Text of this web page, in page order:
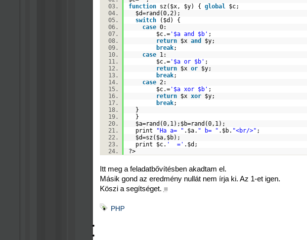
functionsz( $x, $y) { global $c;
$d=rand(0,2);
switch( $d ) {
case0:
$c.='$a and $b' ;
return
$x and $y;
break;
case1:
$c.='$a or $b' ;
return
$x or $y;
break;
case2:
$c.='$a xor $b' ;
return
$x xor $y;
break;
}
}
$a=rand(0,1); $b=rand(0,1);
print
"Ha a= " . $a. " b= " . $b. "<br/>" ;
$d=sz( $a, $b);
print
$c. ' =' . $d ;
?>
Itt meg a feladatbővítésben akadtam el.
Másik gond az eredmény nullát nem írja ki. Az 1-et igen.
Köszi a segítséget. ■
PHP